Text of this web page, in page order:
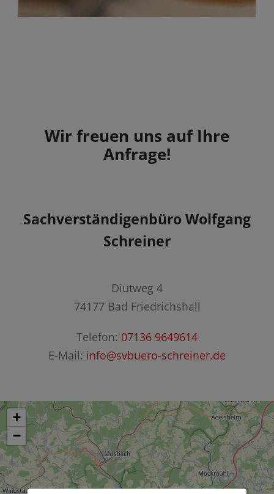
Wir freuen uns auf Ihre
Anfrage!
Sachverständigenbüro Wolfgang
Schreiner
Diutweg 4
74177 Bad Friedrichshall
Telefon: 07136 9649614
E-Mail: info@svbuero-schreiner.de
+
−